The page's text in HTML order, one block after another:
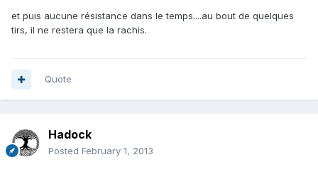
et puis aucune résistance dans le temps....au bout de quelques
tirs, il ne restera que la rachis.
Quote
Hadock
Posted February 1, 2013